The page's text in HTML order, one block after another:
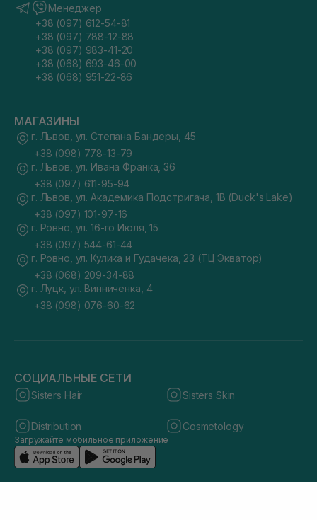
Менеджер
+38 (097) 612-54-81
+38 (097) 788-12-88
+38 (097) 983-41-20
+38 (068) 693-46-00
+38 (068) 951-22-86
МАГАЗИНЫ
г. Львов, ул. Степана Бандеры, 45
+38 (098) 778-13-79
г. Львов, ул. Ивана Франка, 36
+38 (097) 611-95-94
г. Львов, ул. Академика Подстригача, 1В (Duck's Lake)
+38 (097) 101-97-16
г. Ровно, ул. 16-го Июля, 15
+38 (097) 544-61-44
г. Ровно, ул. Кулика и Гудачека, 23 (ТЦ Экватор)
+38 (068) 209-34-88
г. Луцк, ул. Винниченка, 4
+38 (098) 076-60-62
СОЦИАЛЬНЫЕ СЕТИ
Sisters Hair Sisters Skin
Distribution Cosmetology
Загружайте мобильное приложение